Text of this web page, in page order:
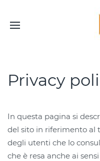
Privacy
In questa pagina si
del sito in riferimento al
degli utenti che lo
che è resa anche ai sensi